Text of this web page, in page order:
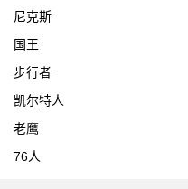
尼克斯
国王
步行者
凯尔特人
老鹰
76人